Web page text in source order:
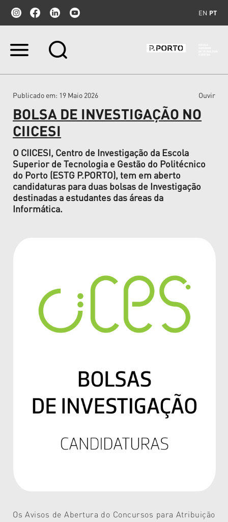
EN PT
Ir
Ir
navegação
Publicado em: 19 Maio 2026 Ouvir
BOLSA DE INVESTIGAÇÃO NO
CIICESI
O CIICESI, Centro de Investigação da Escola
Superior de Tecnologia e Gestão do Politécnico
do Porto (ESTG P.PORTO), tem em aberto
candidaturas para duas bolsas de Investigação
destinadas a estudantes das áreas da
Informática.
Os Avisos de Abertura do Concursos para Atribuição